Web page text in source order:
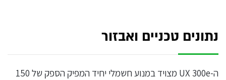
נתונים טכניים ואבזור
ה-UX 300e מצויד במנוע חשמלי יחיד המפיק הספק של 150